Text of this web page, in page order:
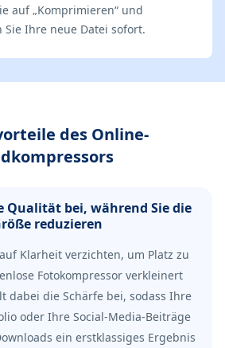
auf „Komprimieren“ und
Sie Ihre neue Datei sofort.
des Online-
Qualität bei, während Sie die
reduzieren
Klarheit verzichten, um Platz zu
Fotokompressor verkleinert
dabei die Schärfe bei, sodass Ihre
oder Ihre Social-Media-Beiträge
ein erstklassiges Ergebnis